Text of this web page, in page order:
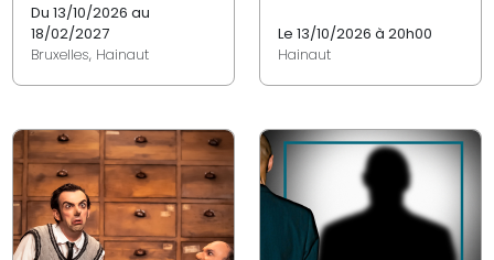
Du 13/10/2026 au
18/02/2027
Bruxelles, Hainaut
Le 13/10/2026 à 20h00
Hainaut